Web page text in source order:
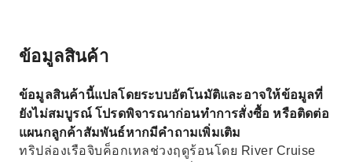
ข้อมูลสินค้า
ข้อมูลสินค้านี้แปลโดยระบบอัตโนมัติและอาจให้ข้อมูลที่
ยังไม่สมบูรณ์ โปรดพิจารณาก่อนทำการสั่งซื้อ หรือติดต่อ
แผนกลูกค้าสัมพันธ์หากมีคำถามเพิ่มเติม
ทริปล่องเรือจิบค็อกเทลช่วงฤดูร้อนโดย River Cruise